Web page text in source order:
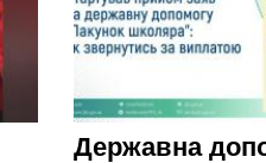
Державна